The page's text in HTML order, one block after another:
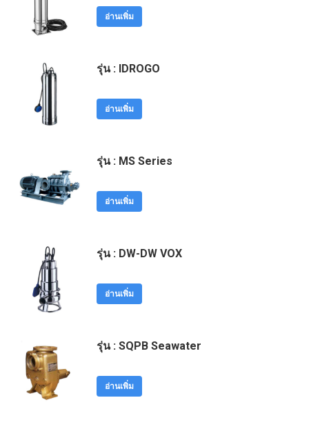
อ่านเพิ่ม
รุ่น : IDROGO
อ่านเพิ่ม
รุ่น : MS Series
อ่านเพิ่ม
รุ่น : DW-DW VOX
อ่านเพิ่ม
รุ่น : SQPB Seawater
อ่านเพิ่ม